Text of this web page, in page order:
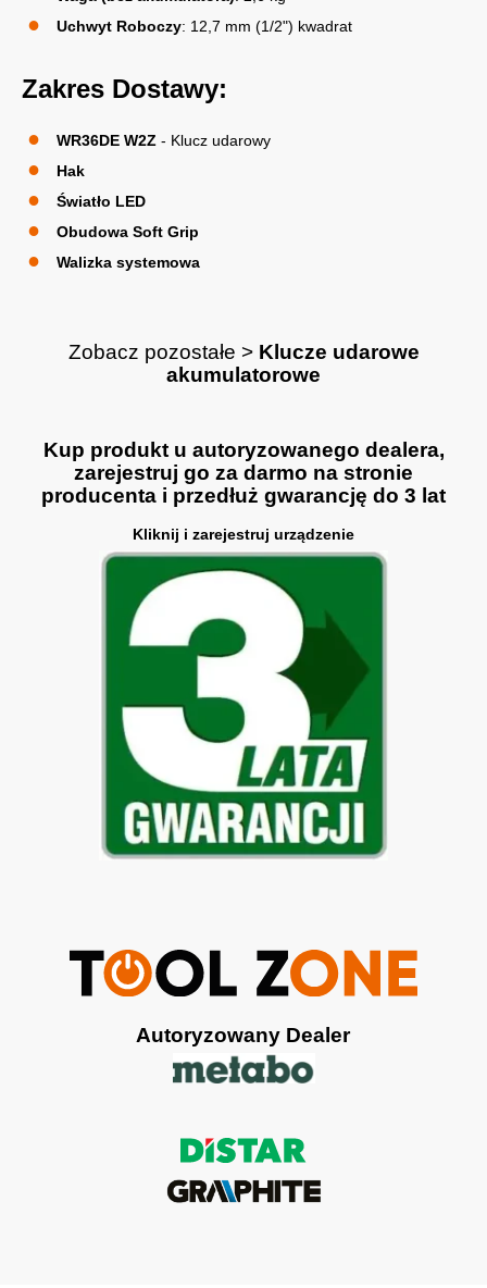
Uchwyt Roboczy: 12,7 mm (1/2") kwadrat
Zakres Dostawy:
WR36DE W2Z - Klucz udarowy
Hak
Światło LED
Obudowa Soft Grip
Walizka systemowa
Zobacz pozostałe > Klucze udarowe
akumulatorowe
Kup produkt u autoryzowanego dealera,
zarejestruj go za darmo na stronie
producenta i przedłuż gwarancję do 3 lat
Kliknij i zarejestruj urządzenie
Autoryzowany Dealer